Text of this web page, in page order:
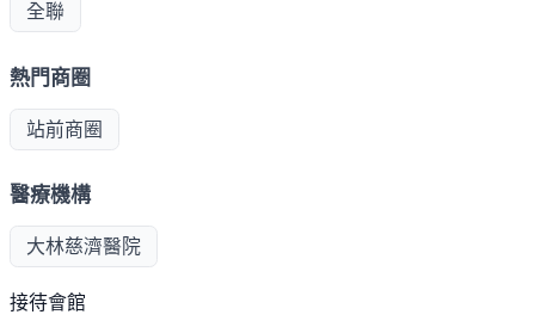
全聯
熱門商圈
站前商圈
醫療機構
大林慈濟醫院
接待會館